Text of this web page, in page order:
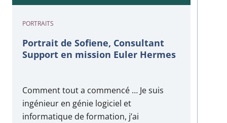
PORTRAITS
Portrait de Sofiene, Consultant
Support en mission Euler Hermes
Comment tout a commencé … Je suis
ingénieur en génie logiciel et
informatique de formation, j’ai